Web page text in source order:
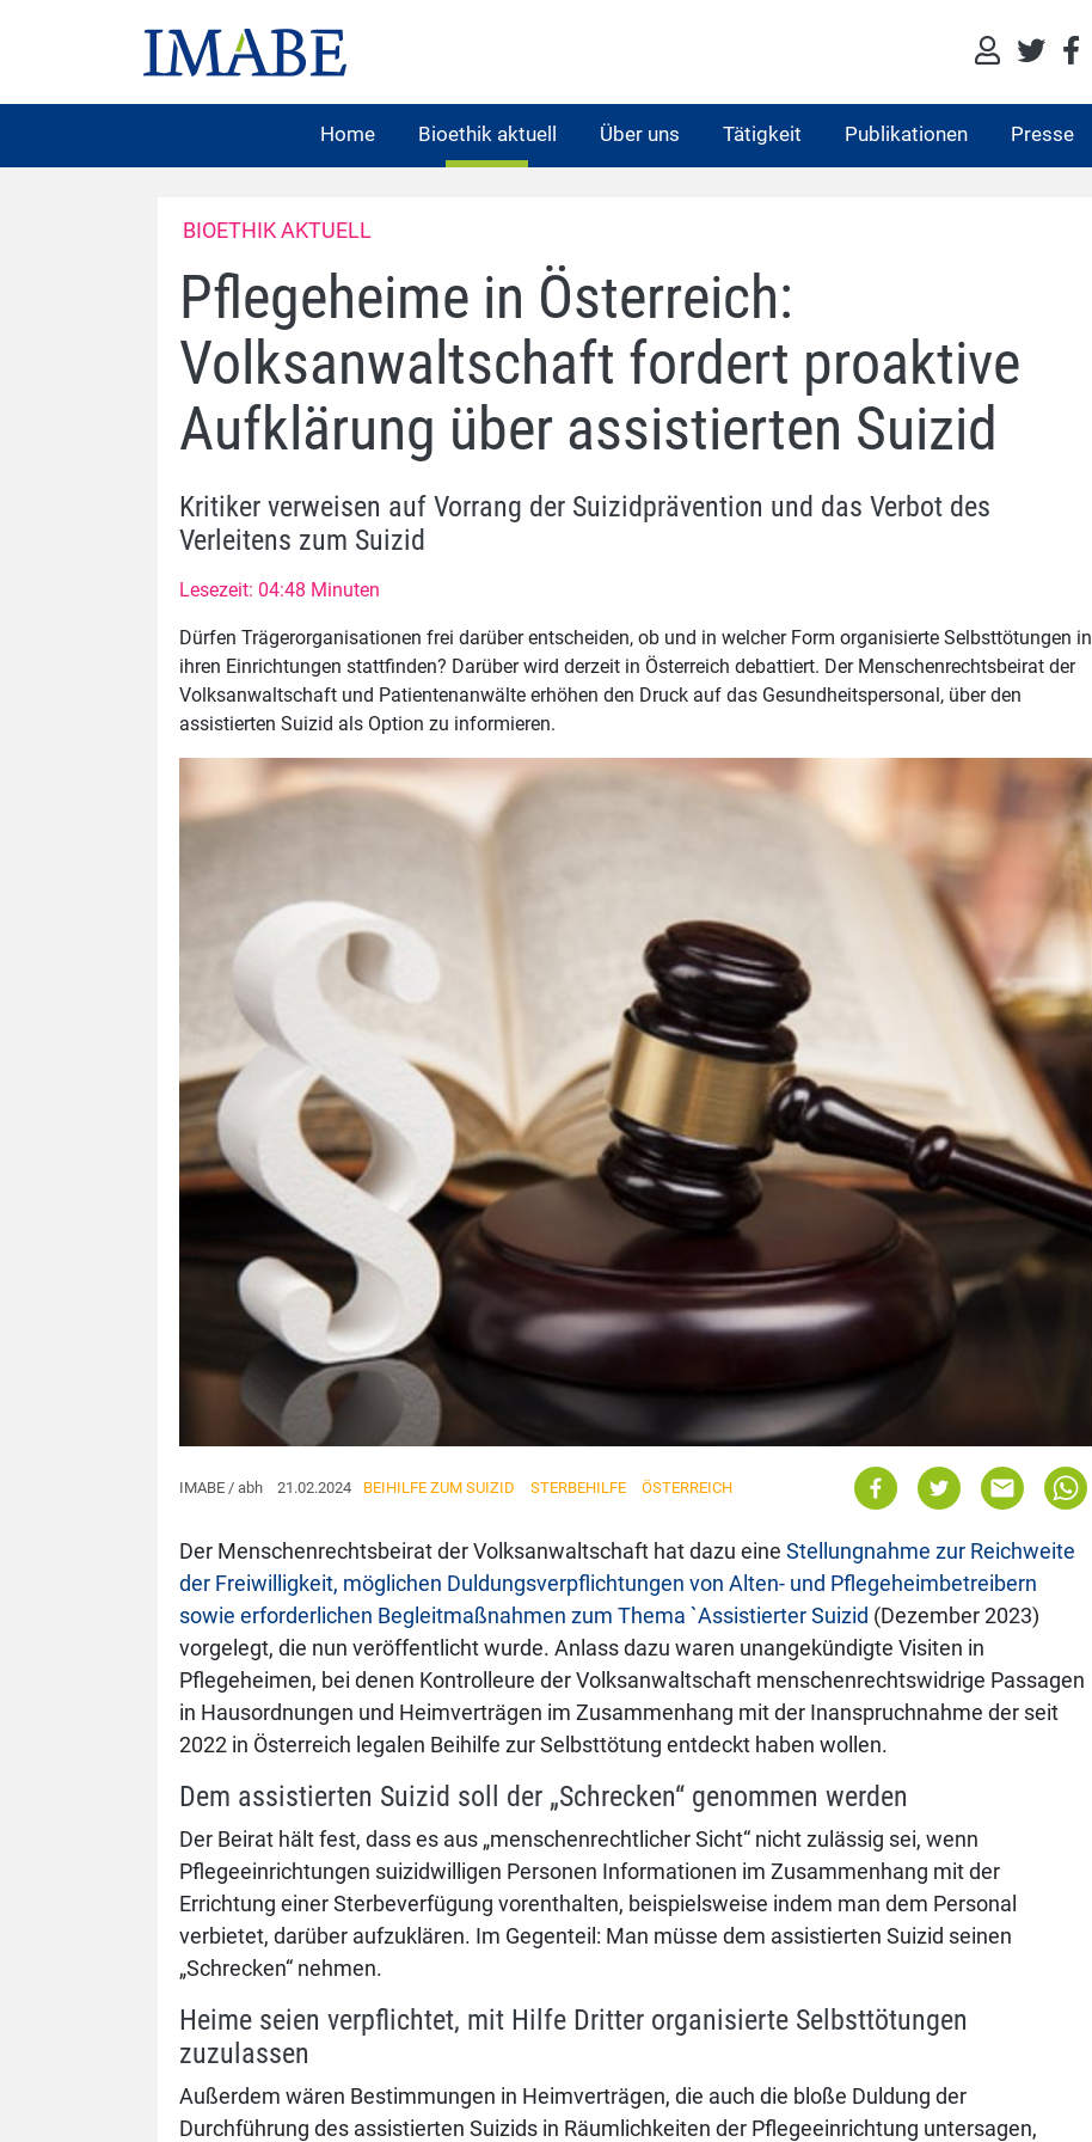
Home Bioethik aktuell Über uns Tätigkeit Publikationen Presse
BIOETHIK AKTUELL
Pflegeheime in Österreich:
Volksanwaltschaft fordert proaktive
Aufklärung über assistierten Suizid
Kritiker verweisen auf Vorrang der Suizidprävention und das Verbot des
Verleitens zum Suizid
Lesezeit: 04:48 Minuten
Dürfen Trägerorganisationen frei darüber entscheiden, ob und in welcher Form organisierte Selbsttötungen in
ihren Einrichtungen stattfinden? Darüber wird derzeit in Österreich debattiert. Der Menschenrechtsbeirat der
Volksanwaltschaft und Patientenanwälte erhöhen den Druck auf das Gesundheitspersonal, über den
assistierten Suizid als Option zu informieren.
IMABE / abh 21.02.2024 BEIHILFE ZUM SUIZID STERBEHILFE ÖSTERREICH
Der Menschenrechtsbeirat der Volksanwaltschaft hat dazu eine Stellungnahme zur Reichweite
der Freiwilligkeit, möglichen Duldungsverpflichtungen von Alten- und Pflegeheimbetreibern
sowie erforderlichen Begleitmaßnahmen zum Thema `Assistierter Suizid (Dezember 2023)
vorgelegt, die nun veröffentlicht wurde. Anlass dazu waren unangekündigte Visiten in
Pflegeheimen, bei denen Kontrolleure der Volksanwaltschaft menschenrechtswidrige Passagen
in Hausordnungen und Heimverträgen im Zusammenhang mit der Inanspruchnahme der seit
2022 in Österreich legalen Beihilfe zur Selbsttötung entdeckt haben wollen.
Dem assistierten Suizid soll der „Schrecken“ genommen werden
Der Beirat hält fest, dass es aus „menschenrechtlicher Sicht“ nicht zulässig sei, wenn
Pflegeeinrichtungen suizidwilligen Personen Informationen im Zusammenhang mit der
Errichtung einer Sterbeverfügung vorenthalten, beispielsweise indem man dem Personal
verbietet, darüber aufzuklären. Im Gegenteil: Man müsse dem assistierten Suizid seinen
„Schrecken“ nehmen.
Heime seien verpflichtet, mit Hilfe Dritter organisierte Selbsttötungen
zuzulassen
Außerdem wären Bestimmungen in Heimverträgen, die auch die bloße Duldung der
Durchführung des assistierten Suizids in Räumlichkeiten der Pflegeeinrichtung untersagen,